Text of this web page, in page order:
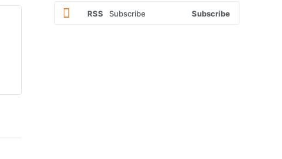
RSS Subscribe Subscribe